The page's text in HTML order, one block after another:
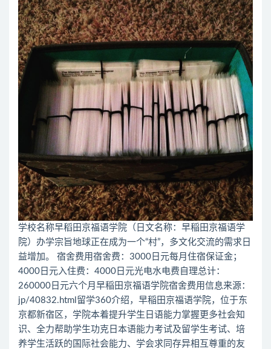
学校名称早稻田京福语学院（日文名称：早稲田京福语学
院）办学宗旨地球正在成为一个“村”，多文化交流的需求日
益增加。 宿舍费用宿舍费：3000日元每月住宿保证金；
4000日元入住费：4000日元光电水电费自理总计：
260000日元六个月早稲田京福语学院宿舍费用信息来源：
jp/40832.html留学360介绍，早稲田京福语学院，位于东
京都新宿区，学院本着提升学生日语能力掌握更多社会知
识、全力帮助学生功克日本语能力考试及留学生考试、培
养学生活跃的国际社会能力、学会求同存异相互尊重的友